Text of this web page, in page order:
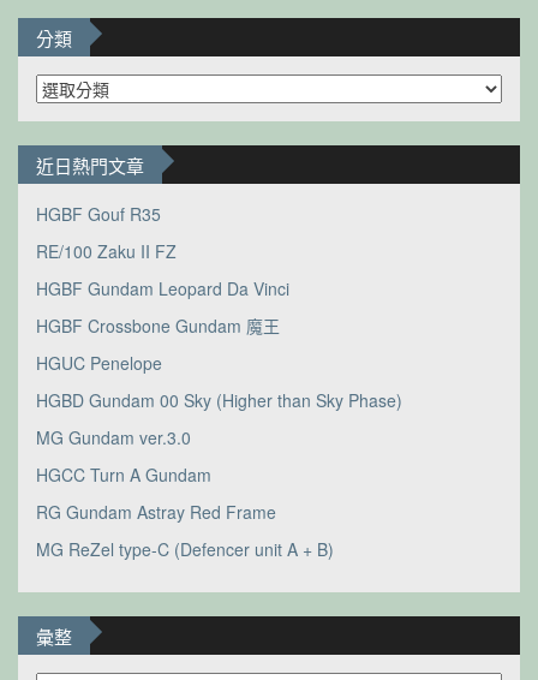
分類
分
類
近日熱門文章
HGBF Gouf R35
RE/100 Zaku II FZ
HGBF Gundam Leopard Da Vinci
HGBF Crossbone Gundam 魔王
HGUC Penelope
HGBD Gundam 00 Sky (Higher than Sky Phase)
MG Gundam ver.3.0
HGCC Turn A Gundam
RG Gundam Astray Red Frame
MG ReZel type-C (Defencer unit A + B)
彙整